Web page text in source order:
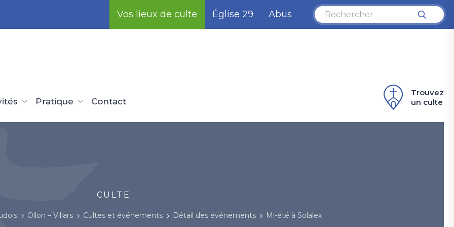
Vos lieux de culte Église 29 Abus
Pratique Contact
Trouvez
un culte
CULTE
Ollon – Villars Cultes et événements Détail des événements Mi-été à Solalex